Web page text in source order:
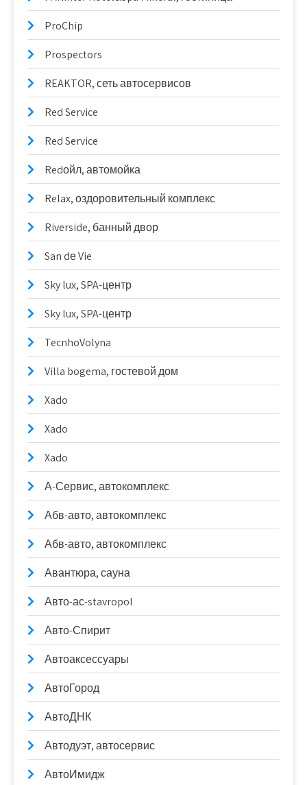
ProChip
Prospectors
REAKTOR, сеть автосервисов
Red Service
Red Service
Redойл, автомойка
Relax, оздоровительный комплекс
Riverside, банный двор
San dе Vie
Sky lux, SPA-центр
Sky lux, SPA-центр
TecnhoVolyna
Villa bogema, гостевой дом
Xado
Xado
Xado
А-Сервис, автокомплекс
Абв-авто, автокомплекс
Абв-авто, автокомплекс
Авантюра, сауна
Авто-ас-stavropol
Авто-Спирит
Автоаксессуары
АвтоГород
АвтоДНК
Автодуэт, автосервис
АвтоИмидж